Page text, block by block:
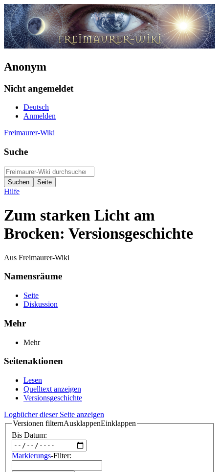
Anonym
Nicht angemeldet
Deutsch
Anmelden
Freimaurer-Wiki
Suche
Hilfe
Zum starken Licht am
Brocken: Versionsgeschichte
Aus Freimaurer-Wiki
Namensräume
Seite
Diskussion
Mehr
Mehr
Seitenaktionen
Lesen
Quelltext anzeigen
Versionsgeschichte
Logbücher dieser Seite anzeigen
Versionen filternAusklappenEinklappen
Bis Datum:
Markierungs-Filter: